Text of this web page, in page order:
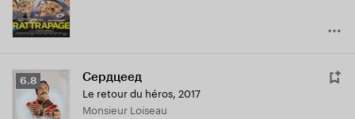
Рейтинг
Кинопоиска
6.8
6.8 Сердцеед
Le retour du héros, 2017
Monsieur Loiseau